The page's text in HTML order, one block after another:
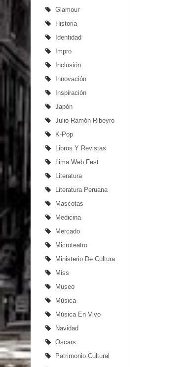
Glamour
Historia
Identidad
Impro
Inclusión
Innovación
Inspiración
Japón
Julio Ramón Ribeyro
K-Pop
Libros Y Revistas
Lima Web Fest
Literatura
Literatura Peruana
Mascotas
Medicina
Mercado
Microteatro
Ministerio De Cultura
Miss
Museo
Música
Música En Vivo
Navidad
Oscars
Patrimonio Cultural